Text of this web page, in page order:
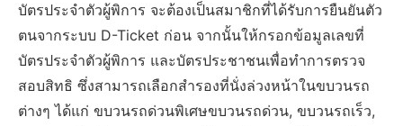
บัตรประจำตัวผู้พิการ จะต้องเป็นสมาชิกที่ได้รับการยืนยันตัว
ตนจากระบบ D-Ticket ก่อน จากนั้นให้กรอกข้อมูลเลขที่
บัตรประจำตัวผู้พิการ และบัตรประชาชนเพื่อทำการตรวจ
สอบสิทธิ ซึ่งสามารถเลือกสำรองที่นั่งล่วงหน้าในขบวนรถ
ต่างๆ ได้แก่ ขบวนรถด่วนพิเศษขบวนรถด่วน, ขบวนรถเร็ว,